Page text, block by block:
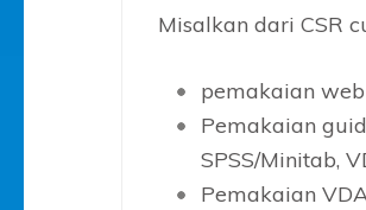
Misalkan dari CSR
pemakaian
Pemakaian
SPSS/Minitab,
Pemakaian